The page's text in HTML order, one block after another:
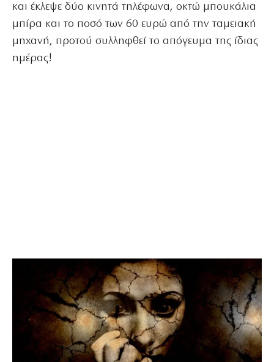
και έκλεψε δύο κινητά τηλέφωνα, οκτώ μπουκάλια
μπίρα και το ποσό των 60 ευρώ από την ταμειακή
μηχανή, προτού συλληφθεί το απόγευμα της ίδιας
ημέρας!